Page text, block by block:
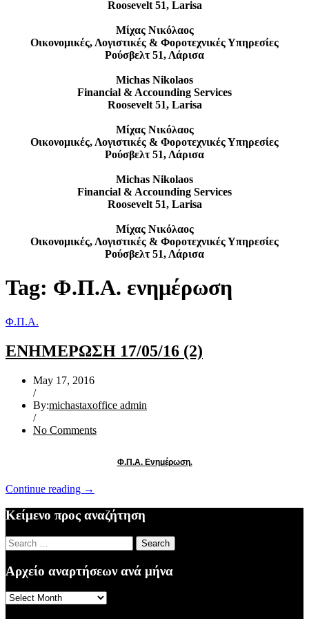
Roosevelt 51, Larisa
Μίχας Νικόλαος
Οικονομικές, Λογιστικές & Φοροτεχνικές Υπηρεσίες
Ρούσβελτ 51, Λάρισα
Michas Nikolaos
Financial & Accounding Services
Roosevelt 51, Larisa
Μίχας Νικόλαος
Οικονομικές, Λογιστικές & Φοροτεχνικές Υπηρεσίες
Ρούσβελτ 51, Λάρισα
Michas Nikolaos
Financial & Accounding Services
Roosevelt 51, Larisa
Μίχας Νικόλαος
Οικονομικές, Λογιστικές & Φοροτεχνικές Υπηρεσίες
Ρούσβελτ 51, Λάρισα
Tag: Φ.Π.Α. ενημέρωση
Φ.Π.Α.
ΕΝΗΜΕΡΩΣΗ 17/05/16 (2)
May 17, 2016
/
By:michastaxoffice admin
/
No Comments
Φ.Π.Α. Ενημέρωση.
Continue reading “ΕΝΗΜΕΡΩΣΗ
(2)”
→
Κείμενο προς αναζήτηση
Search
for:
Αρχείο αναρτήσεων ανά μήνα
Αρχείο